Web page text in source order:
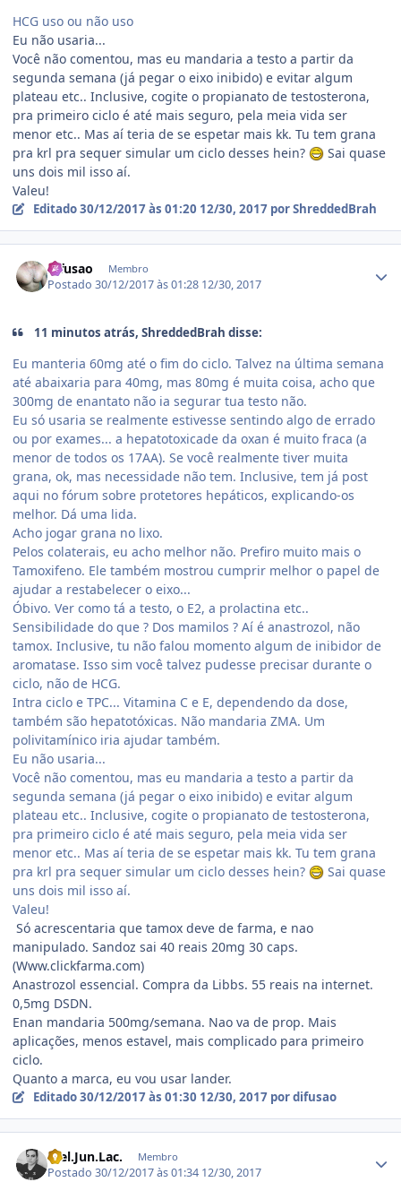
HCG uso ou não uso
Eu não usaria...
Você não comentou, mas eu mandaria a testo a partir da
segunda semana (já pegar o eixo inibido) e evitar algum
plateau etc.. Inclusive, cogite o propianato de testosterona,
pra primeiro ciclo é até mais seguro, pela meia vida ser
menor etc.. Mas aí teria de se espetar mais kk. Tu tem grana
pra krl pra sequer simular um ciclo desses hein?
Sai quase
uns dois mil isso aí.
Valeu!
Editado30/12/2017 às 01:20 12/30, 2017 por ShreddedBrah
difusao Membro
Postado30/12/2017 às 01:28 12/30, 2017
11 minutos atrás, ShreddedBrah disse:
Eu manteria 60mg até o fim do ciclo. Talvez na última semana
até abaixaria para 40mg, mas 80mg é muita coisa, acho que
300mg de enantato não ia segurar tua testo não.
Eu só usaria se realmente estivesse sentindo algo de errado
ou por exames... a hepatotoxicade da oxan é muito fraca (a
menor de todos os 17AA). Se você realmente tiver muita
grana, ok, mas necessidade não tem. Inclusive, tem já post
aqui no fórum sobre protetores hepáticos, explicando-os
melhor. Dá uma lida.
Acho jogar grana no lixo.
Pelos colaterais, eu acho melhor não. Prefiro muito mais o
Tamoxifeno. Ele também mostrou cumprir melhor o papel de
ajudar a restabelecer o eixo...
Óbivo. Ver como tá a testo, o E2, a prolactina etc..
Sensibilidade do que ? Dos mamilos ? Aí é anastrozol, não
tamox. Inclusive, tu não falou momento algum de inibidor de
aromatase. Isso sim você talvez pudesse precisar durante o
ciclo, não de HCG.
Intra ciclo e TPC... Vitamina C e E, dependendo da dose,
também são hepatotóxicas. Não mandaria ZMA. Um
polivitamínico iria ajudar também.
Eu não usaria...
Você não comentou, mas eu mandaria a testo a partir da
segunda semana (já pegar o eixo inibido) e evitar algum
plateau etc.. Inclusive, cogite o propianato de testosterona,
pra primeiro ciclo é até mais seguro, pela meia vida ser
menor etc.. Mas aí teria de se espetar mais kk. Tu tem grana
pra krl pra sequer simular um ciclo desses hein?
Sai quase
uns dois mil isso aí.
Valeu!
Só acrescentaria que tamox deve de farma, e nao
manipulado. Sandoz sai 40 reais 20mg 30 caps.
(Www.clickfarma.com)
Anastrozol essencial. Compra da Libbs. 55 reais na internet.
0,5mg DSDN.
Enan mandaria 500mg/semana. Nao va de prop. Mais
aplicações, menos estavel, mais complicado para primeiro
ciclo.
Quanto a marca, eu vou usar lander.
Editado30/12/2017 às 01:30 12/30, 2017 por difusao
Wel.Jun.Lac. Membro
Postado30/12/2017 às 01:34 12/30, 2017